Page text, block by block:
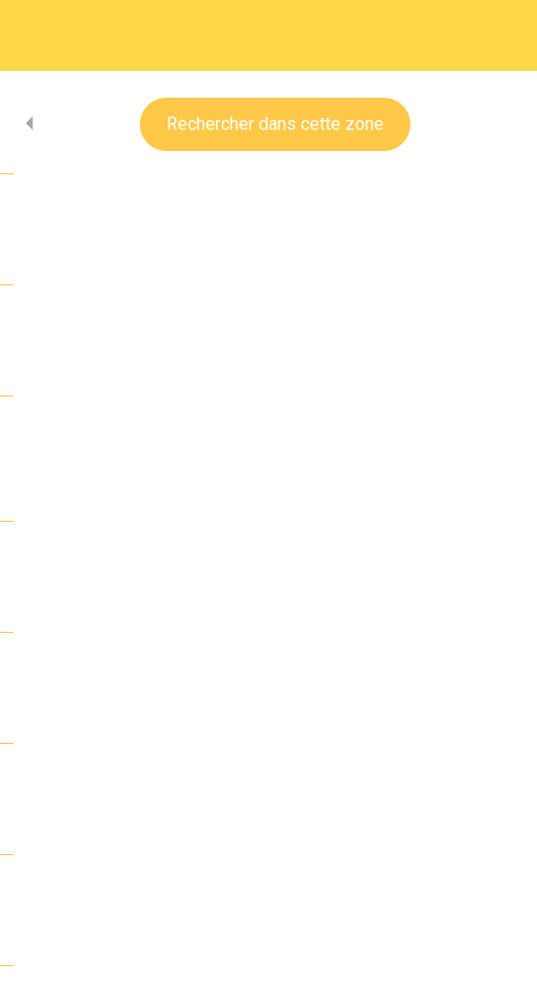
Rechercher dans cette zone